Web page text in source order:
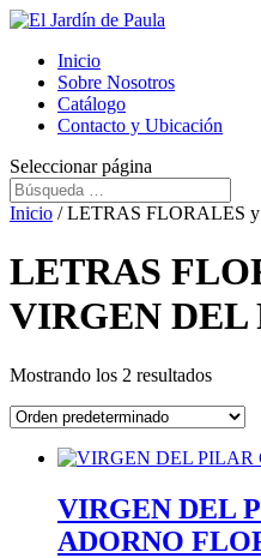
Inicio
Sobre Nosotros
Catálogo
Contacto y Ubicación
Seleccionar página
Inicio / LETRAS FLORALES
LETRAS
VIRGEN DEL
Mostrando los 2 resultados
VIRGEN DEL
ADORNO